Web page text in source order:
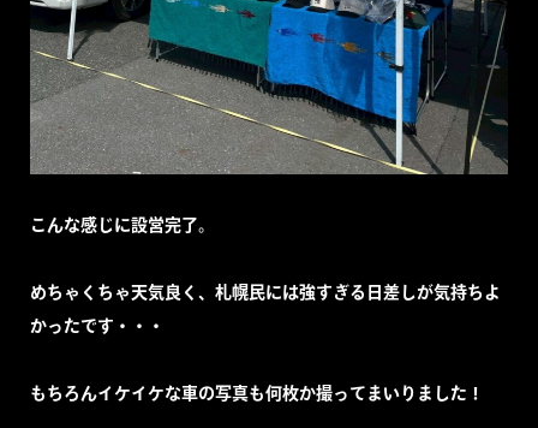
こんな感じに設営完了。
めちゃくちゃ天気良く、札幌民には強すぎる日差しが気持ちよ
かったです・・・
もちろんイケイケな車の写真も何枚か撮ってまいりました！